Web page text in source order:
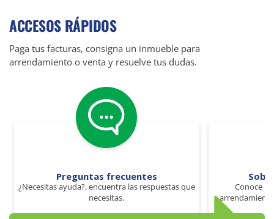
ACCESOS RÁPIDOS
Paga tus facturas, consigna un inmueble para
arrendamiento o venta y resuelve tus dudas.
Preguntas frecuentes
¿Necesitas ayuda?, encuentra las respuestas que
necesitas.
Conoce